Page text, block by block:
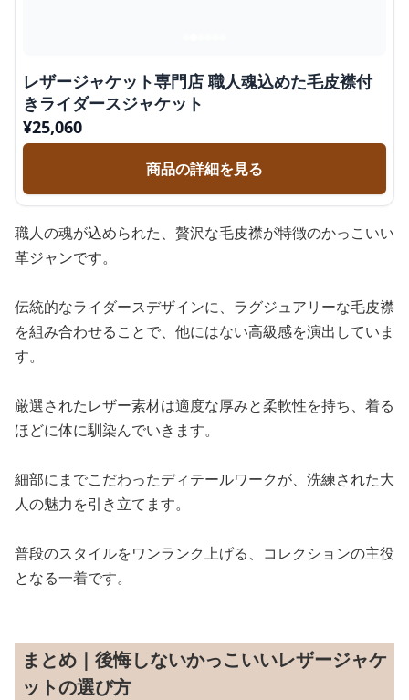
レザージャケット専門店 職人魂込めた毛皮襟付
きライダースジャケット
¥25,060
商品の詳細を見る
職人の魂が込められた、贅沢な毛皮襟が特徴のかっこいい
革ジャンです。
伝統的なライダースデザインに、ラグジュアリーな毛皮襟
を組み合わせることで、他にはない高級感を演出していま
す。
厳選されたレザー素材は適度な厚みと柔軟性を持ち、着る
ほどに体に馴染んでいきます。
細部にまでこだわったディテールワークが、洗練された大
人の魅力を引き立てます。
普段のスタイルをワンランク上げる、コレクションの主役
となる一着です。
まとめ｜後悔しないかっこいいレザージャケ
ットの選び方